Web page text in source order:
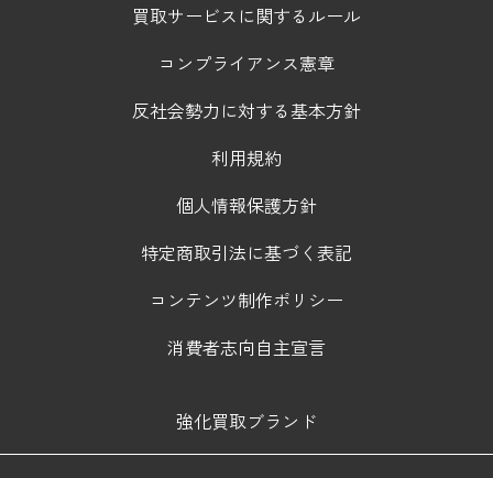
買取サービスに関するルール
コンプライアンス憲章
反社会勢力に対する基本方針
利用規約
個人情報保護方針
特定商取引法に基づく表記
コンテンツ制作ポリシー
消費者志向自主宣言
強化買取ブランド